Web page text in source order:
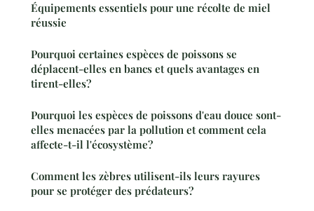
Équipements essentiels pour une récolte de miel
réussie
Pourquoi certaines espèces de poissons se
déplacent-elles en bancs et quels avantages en
tirent-elles?
Pourquoi les espèces de poissons d'eau douce sont-
elles menacées par la pollution et comment cela
affecte-t-il l'écosystème?
Comment les zèbres utilisent-ils leurs rayures
pour se protéger des prédateurs?